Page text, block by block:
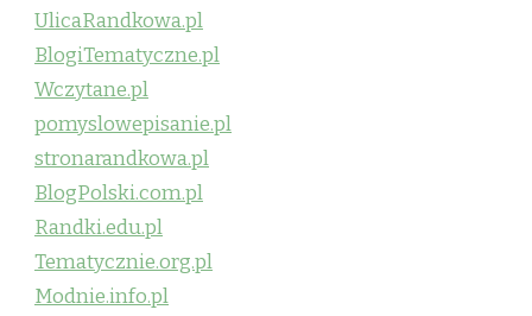
UlicaRandkowa.pl
BlogiTematyczne.pl
Wczytane.pl
pomyslowepisanie.pl
stronarandkowa.pl
BlogPolski.com.pl
Randki.edu.pl
Tematycznie.org.pl
Modnie.info.pl